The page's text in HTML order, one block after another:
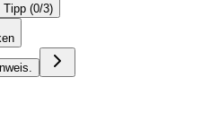
Tipp (0/3)